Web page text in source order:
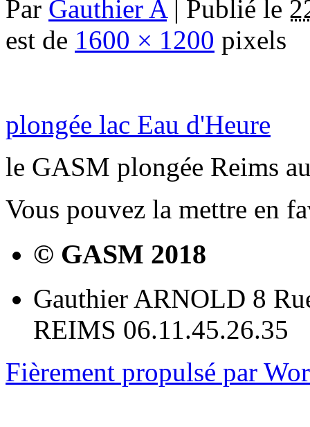
Par Gauthier A | Publié le
est de 1600 × 1200 pixels
plongée lac Eau d'Heure
le GASM plongée Reims
Vous pouvez la mettre en
© GASM 2018
Gauthier ARNOLD 8
REIMS 06.11.45.26.35
Fièrement propulsé par